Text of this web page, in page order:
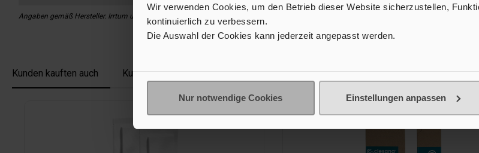
Wir verwenden Cookies, um den Betrieb dieser Website sicherzustellen,
kontinuierlich zu verbessern.
Die Auswahl der Cookies kann jederzeit angepasst werden.
Nur notwendige Cookies Einstellungen anpassen
Angaben gemäß Hersteller. Irrtum und Änderung vorbehalten.
Kunden kauften auch Kunden haben sich ebenfalls angesehen